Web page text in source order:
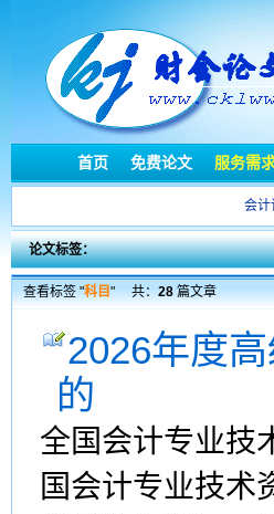
首页 免费论文 服务需
会计
论文标签：
查看标签 "科目" 共：28篇文章
2026年度
的
全国会计专业技
国会计专业技术